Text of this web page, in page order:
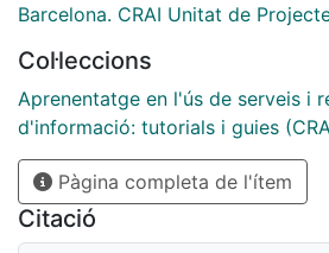
Barcelona. CRAI Unitat de
Col·leccions
Aprenentatge en l'ús de serveis i
d'informació: tutorials i guies
Pàgina completa de l'ítem
Citació